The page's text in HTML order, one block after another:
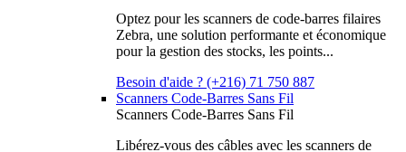
Optez pour les scanners de code-barres filaires
Zebra, une solution performante et économique
pour la gestion des stocks, les points...
Besoin d'aide ? (+216) 71 750 887
Scanners Code-Barres Sans Fil
Scanners Code-Barres Sans Fil
Libérez-vous des câbles avec les scanners de